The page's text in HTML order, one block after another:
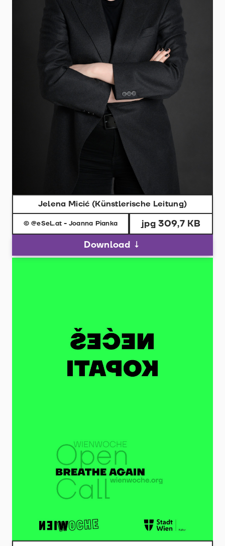
Jelena Micić (Künstlerische Leitung)
© @eSeL.at - Joanna Pianka
jpg 309,7 KB
Download